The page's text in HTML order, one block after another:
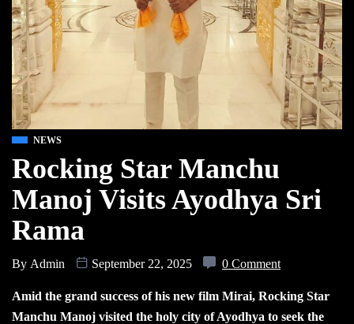
NEWS
Rocking Star Manchu
Manoj Visits Ayodhya Sri
Rama
By Admin September 22, 2025 0 Comment
Amid the grand success of his new film Mirai, Rocking Star
Manchu Manoj visited the holy city of Ayodhya to seek the